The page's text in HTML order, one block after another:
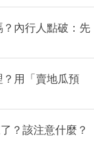
內行人點破：先
用「賣地瓜預
？該注意什麼？